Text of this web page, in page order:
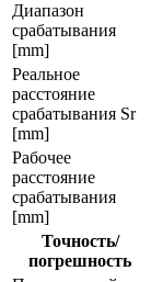
Диапазон
срабатывания
[mm]
Реальное
расстояние
срабатывания Sr
[mm]
Рабочее
расстояние
срабатывания
[mm]
Точность/
погрешность